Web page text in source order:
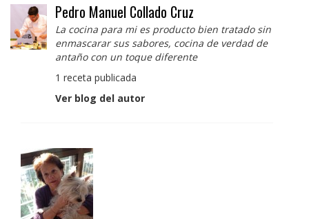
Pedro Manuel Collado Cruz
La cocina para mi es producto bien tratado sin
enmascarar sus sabores, cocina de verdad de
antaño con un toque diferente
1 receta publicada
Ver blog del autor